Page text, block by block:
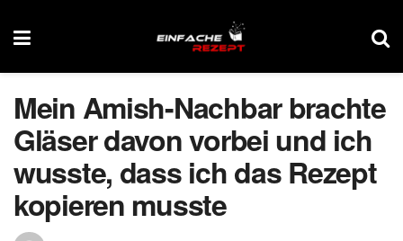
Mein Amish-Nachbar brachte
Gläser davon vorbei und ich
wusste, dass ich das Rezept
kopieren musste